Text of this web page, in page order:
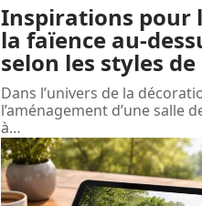
Inspirations pour
la faïence au-
selon les styles
Dans l’univers de la
l’aménagement d’une salle
à…